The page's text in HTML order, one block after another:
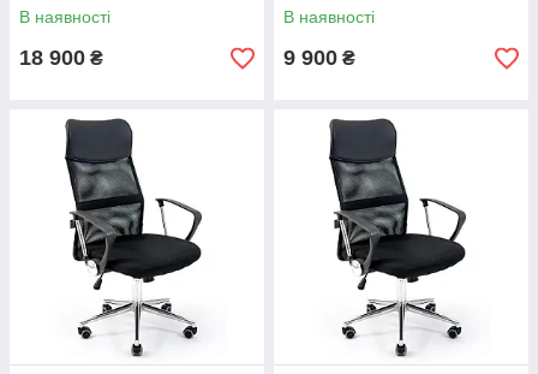
В наявності
18 900 ₴
В наявності
9 900 ₴